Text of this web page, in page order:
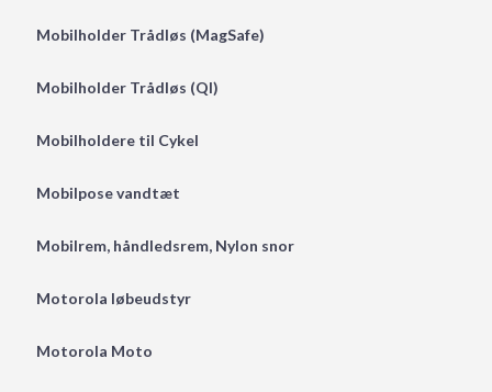
Mobilholder Trådløs (MagSafe)
Mobilholder Trådløs (QI)
Mobilholdere til Cykel
Mobilpose vandtæt
Mobilrem, håndledsrem, Nylon snor
Motorola løbeudstyr
Motorola Moto